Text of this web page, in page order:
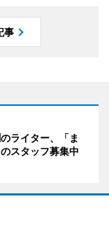
事
ライター、「ま
スタッフ募集中